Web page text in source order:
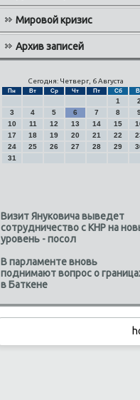
Мировой кризис
Архив записей
Сегодня: Четверг, 6 Августа
Пн Вт Ср Чт Пт Сб
1
2
3
4 5 6 7 8
10
11 12 13 14 15
17
18 19 20 21 22
24
25 26 27 28 29
31
Визит Януковича выведет
сотрудничество с КНР на
уровень - посол
В парламенте вновь
поднимают вопрос о
в Баткене